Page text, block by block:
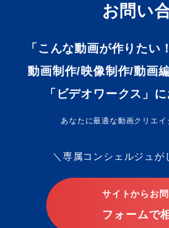
お問い
「こんな動画が作りたい
動画制作/映像制作/動画
「ビデオワークス」
あなたに最適な動画クリエイ
専属コンシェルジュが
サイトからお
フォームで